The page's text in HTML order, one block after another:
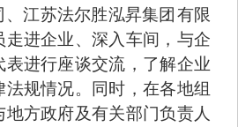
江苏法尔胜泓昇集团有限
进企业、深入车间，与企
表进行座谈交流，了解企业
规情况。同时，在各地组
方政府及有关部门负责人